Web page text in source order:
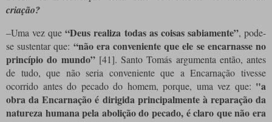
criação?
–Uma vez que“Deus realiza todas as coisas sabiamente”, pode-
se sustentar que: “não era conveniente que ele se encarnasse no
princípio do mundo” [41]. Santo Tomás argumenta então, antes
de tudo, que não seria conveniente que a Encarnação tivesse
ocorrido antes do pecado do homem, porque, uma vez que: "a
obra da Encarnação é dirigida principalmente à reparação da
natureza humana pela abolição do pecado, é claro que não era